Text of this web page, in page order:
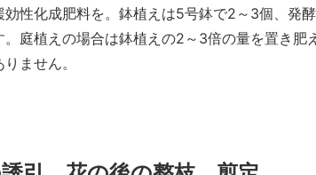
効性化成肥料を。鉢植えは5号鉢で2～3個、発
庭植えの場合は鉢植えの2～3倍の量を置き肥
ません。